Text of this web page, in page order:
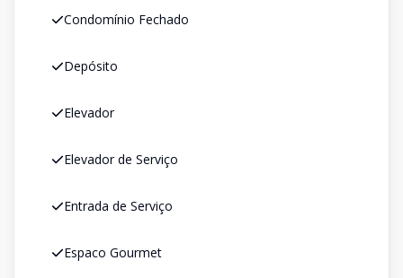
Condomínio Fechado
Depósito
Elevador
Elevador de Serviço
Entrada de Serviço
Espaco Gourmet